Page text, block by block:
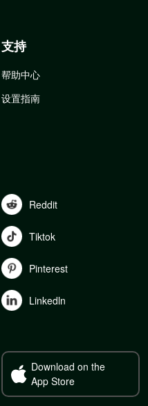
支持
帮助中心
设置指南
Reddit
Tiktok
Pinterest
Linkedln
Download on the
App Store